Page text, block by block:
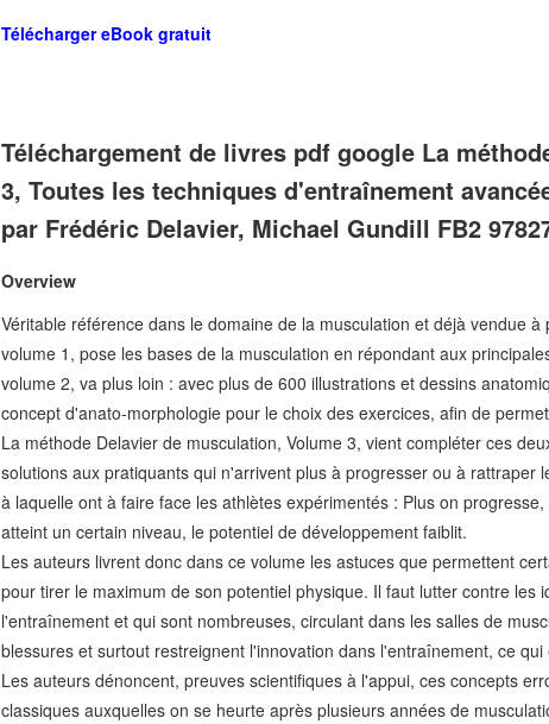
Télécharger eBook gratuit
Téléchargement de livres pdf google La
3, Toutes les techniques d'entraînement
par Frédéric Delavier, Michael Gundill FB2
Overview
Véritable référence dans le domaine de la musculation et déjà vendue
volume 1, pose les bases de la musculation en répondant aux
volume 2, va plus loin : avec plus de 600 illustrations et dessins
concept d'anato-morphologie pour le choix des exercices, afin de
La méthode Delavier de musculation, Volume 3, vient compléter ces
solutions aux pratiquants qui n'arrivent plus à progresser ou à rattraper
à laquelle ont à faire face les athlètes expérimentés : Plus on
atteint un certain niveau, le potentiel de développement faiblit.
Les auteurs livrent donc dans ce volume les astuces que permettent
pour tirer le maximum de son potentiel physique. Il faut lutter contre les
l'entraînement et qui sont nombreuses, circulant dans les salles de
blessures et surtout restreignent l'innovation dans l'entraînement, ce
Les auteurs dénoncent, preuves scientifiques à l'appui, ces concepts
classiques auxquelles on se heurte après plusieurs années de